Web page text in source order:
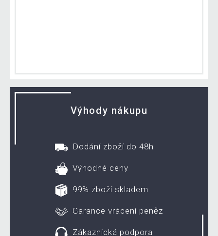
Výhody nákupu
Dodání zboží do 48h
Výhodné ceny
99% zboží skladem
Garance vrácení peněz
Zákaznická podpora